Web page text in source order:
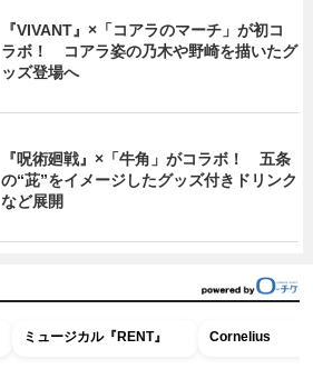
『VIVANT』×「コアラのマーチ」が初コ
ラボ！ コアラ姿の乃木や野崎を描いたグ
ッズ登場へ
『呪術廻戦』×「牛角」がコラボ！ 五条
の“茈”をイメージしたグッズ付きドリンク
など展開
ミュージカル『RENT』 Cornelius